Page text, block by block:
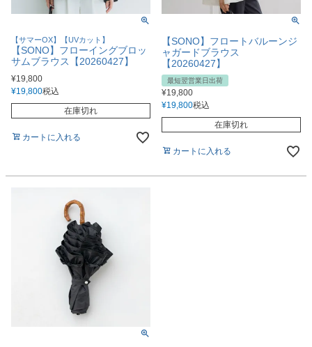
【サマーOX】【UVカット】
【SONO】フローイングブロッ
サムブラウス【20260427】
¥19,800
¥19,800税込
在庫切れ
カートに入れる
【SONO】フロートバルーンジ
ャガードブラウス
【20260427】
最短翌営業日出荷
¥19,800
¥19,800税込
在庫切れ
カートに入れる